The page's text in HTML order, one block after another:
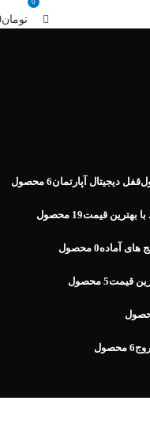
0
تومان
قفل دیجیتال آپارتمان6 محصول
بهترین قیمت19 محصول
های آماده0 محصول
5 محصول
6 محصول